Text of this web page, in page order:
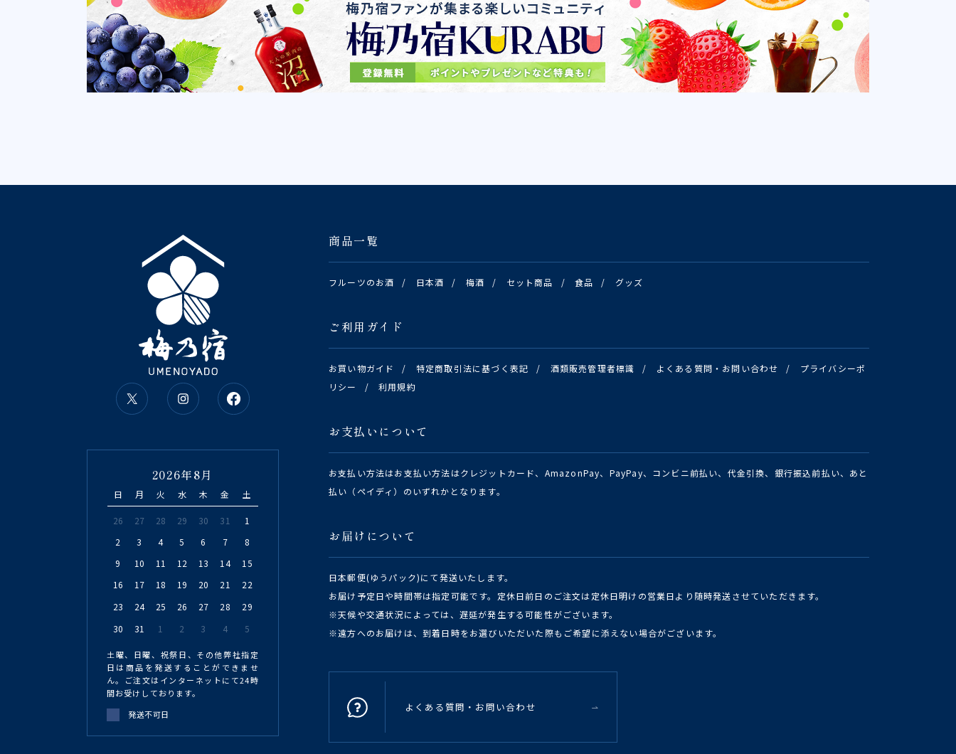
商品一覧
フルーツのお酒 / 日本酒 / 梅酒 / セット商品 / 食品 / グッズ
ご利用ガイド
お買い物ガイド / 特定商取引法に基づく表記 / 酒類販売管理者標識 / よくある質問・お問い合わせ /
プライバシーポ
リシー
/ 利用規約
お支払いについて
お支払い方法はお支払い方法はクレジットカード、AmazonPay、PayPay、コンビニ前払い、代金引換、銀行振込前払い、あと
払い（ペイディ）のいずれかとなります。
お届けについて
日本郵便(ゆうパック)にて発送いたします。
お届け予定日や時間帯は指定可能です。定休日前日のご注文は定休日明けの営業日より随時発送させていただきます。
※天候や交通状況によっては、遅延が発生する可能性がございます。
※遠方へのお届けは、到着日時をお選びいただいた際もご希望に添えない場合がございます。
よくある質問・お問い合わせ
2026年8月
日 月 火 水 木 金 土
26 27 28 29 30 31
1
2
3 4 5 6 7
8
9
10 11 12 13 14
15
16
17 18 19 20 21
22
23
24 25 26 27 28
29
30
31 1 2 3 4 5
土曜、日曜、祝祭日、その他弊社指定
日は商品を発送することができませ
ん。ご注文はインターネットにて24時
間お受けしております。
発送不可日